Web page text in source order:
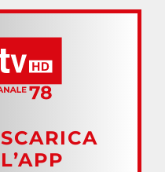
SCARICA
L’APP